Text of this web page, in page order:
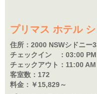
プリマス ホテル
住所： 2000 NSWシドニー
チェックイン ： 03:00 PM
チェックアウト： 11:00 AM
客室数： 172
料金： ￥15,829～